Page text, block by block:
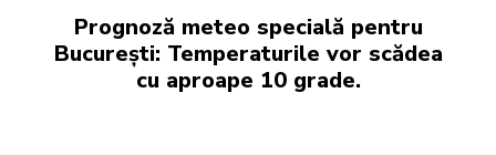
Prognoză meteo specială pentru
București: Temperaturile vor scădea
cu aproape 10 grade.